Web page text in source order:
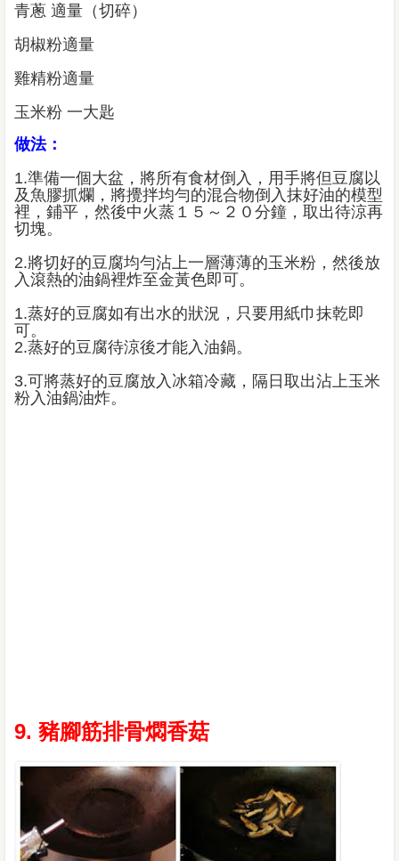
青蔥 適量（切碎）
胡椒粉適量
雞精粉適量
玉米粉 一大匙
做法：
1.準備一個大盆，將所有食材倒入，用手將但豆腐以
及魚膠抓爛，將攪拌均勻的混合物倒入抹好油的模型
裡，鋪平，然後中火蒸１５～２０分鐘，取出待涼再
切塊。
2.將切好的豆腐均勻沾上一層薄薄的玉米粉，然後放
入滾熱的油鍋裡炸至金黃色即可。
1.蒸好的豆腐如有出水的狀況，只要用紙巾抹乾即
可。
2.蒸好的豆腐待涼後才能入油鍋。
3.可將蒸好的豆腐放入冰箱冷藏，隔日取出沾上玉米
粉入油鍋油炸。
9. 豬腳筋排骨燜香菇